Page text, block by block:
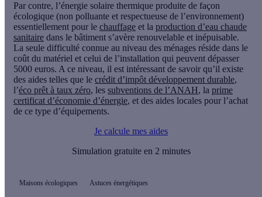
Par contre, l’énergie solaire thermique produite de façon
écologique (non polluante et respectueuse de l’environnement)
essentiellement pour le chauffage et la production d’eau chaude
sanitaire dans le bâtiment s’avère renouvelable et inépuisable.
La seule difficulté connue au niveau des ménages réside dans le
coût du matériel et celui de l’installation qui peuvent dépasser
5000 euros. A ce niveau, il est intéressant de savoir qu’il existe
des aides telles que le crédit d’impôt développement durable,
l’éco prêt à taux zéro, les subventions de l’ANAH, la prime
certificat d’économie d’énergie, et des aides locales pour l’achat
de ce type d’équipements.
Je calcule mes aides
Simulation gratuite en 2 minutes
Maisons écologiques Astuces énergétiques